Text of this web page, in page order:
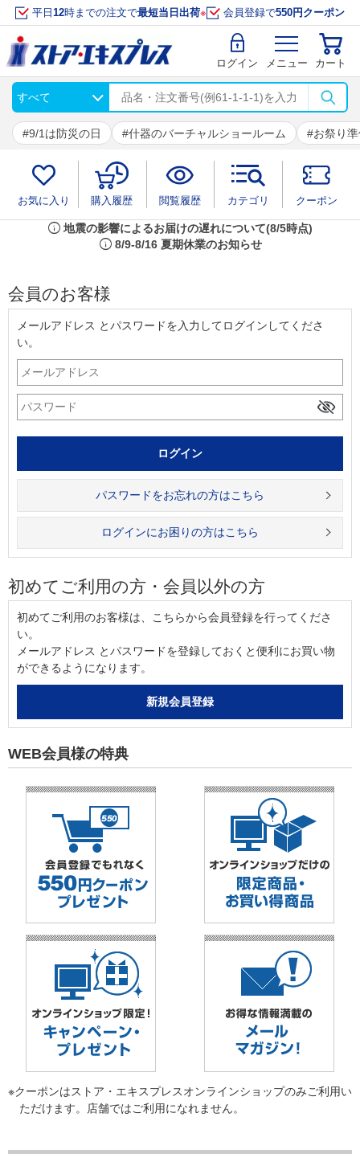
平日 12時までの注文で最短当日出荷※ 会員登録で550円クーポン
ログイン メニュー カート
9/1は防災の日 什器のバーチャルショールーム お祭り
お気に入り 購入履歴 閲覧履歴 カテゴリ クーポン
info 地震の影響によるお届けの遅れについて(8/5時点)
info 8/9-8/16 夏期休業のお知らせ
会員のお客様
メールアドレス とパスワードを入力してログインしてくださ
い。
パスワードをお忘れの方はこちら
ログインにお困りの方はこちら
初めてご利用の方・会員以外の方
初めてご利用のお客様は、こちらから会員登録を行ってくださ
い。
メールアドレス とパスワードを登録しておくと便利にお買い物
ができるようになります。
WEB会員様の特典
※クーポンはストア・エキスプレスオンラインショップのみご利用い
ただけます。店舗ではご利用になれません。